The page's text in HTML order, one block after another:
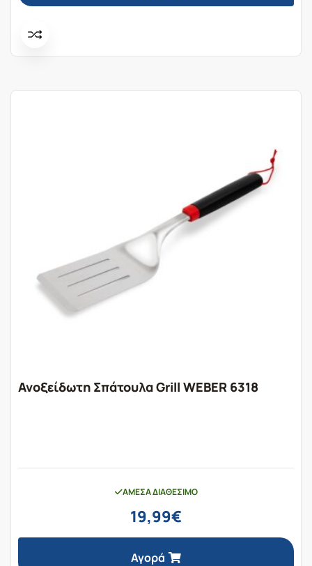
Ανοξείδωτη Σπάτουλα Grill WEBER 6318
ΆΜΕΣΑ ΔΙΑΘΈΣΙΜΟ
19,99€
Αγορά